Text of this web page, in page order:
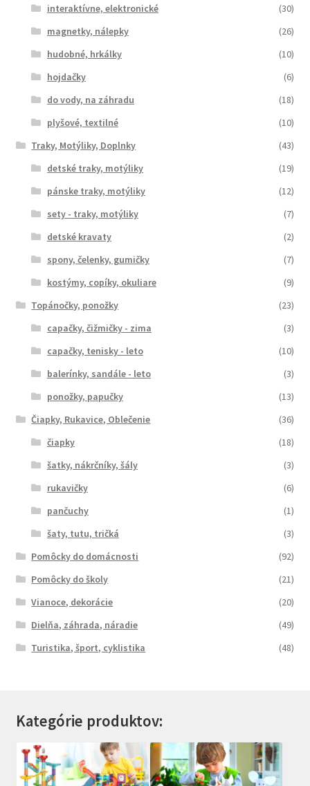
interaktívne, elektronické
(30)
magnetky, nálepky
(26)
hudobné, hrkálky
(10)
hojdačky
(6)
do vody, na záhradu
(18)
plyšové, textilné
(10)
Traky, Motýliky, Doplnky
(43)
detské traky, motýliky
(19)
pánske traky, motýliky
(12)
sety - traky, motýliky
(7)
detské kravaty
(2)
spony, čelenky, gumičky
(7)
kostýmy, copíky, okuliare
(9)
Topánočky, ponožky
(23)
capačky, čižmičky - zima
(3)
capačky, tenisky - leto
(10)
balerínky, sandále - leto
(3)
ponožky, papučky
(13)
Čiapky, Rukavice, Oblečenie
(36)
čiapky
(18)
šatky, nákrčníky, šály
(3)
rukavičky
(6)
pančuchy
(1)
šaty, tutu, tričká
(3)
Pomôcky do domácnosti
(92)
Pomôcky do školy
(21)
Vianoce, dekorácie
(20)
Dielňa, záhrada, náradie
(49)
Turistika, šport, cyklistika
(48)
Kategórie produktov: